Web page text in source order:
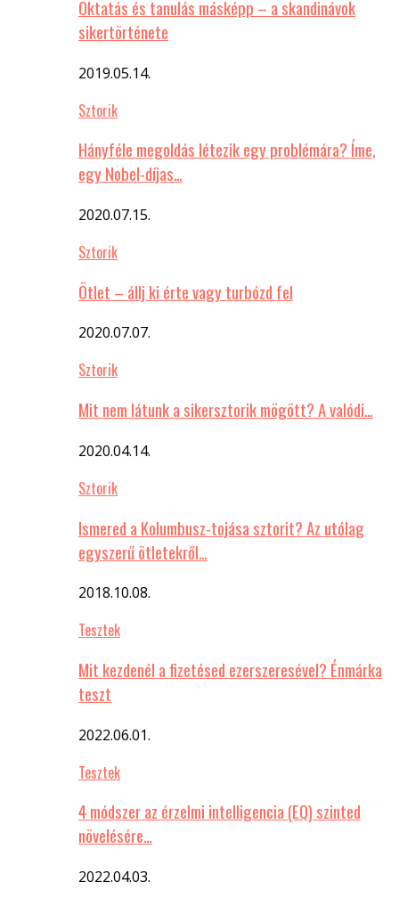
Oktatás és tanulás másképp – a skandinávok
sikertörténete
2019.05.14.
Sztorik
Hányféle megoldás létezik egy problémára? Íme,
egy Nobel-díjas…
2020.07.15.
Sztorik
Ötlet – állj ki érte vagy turbózd fel
2020.07.07.
Sztorik
Mit nem látunk a sikersztorik mögött? A valódi…
2020.04.14.
Sztorik
Ismered a Kolumbusz-tojása sztorit? Az utólag
egyszerű ötletekről…
2018.10.08.
Tesztek
Mit kezdenél a fizetésed ezerszeresével? Énmárka
teszt
2022.06.01.
Tesztek
4 módszer az érzelmi intelligencia (EQ) szinted
növelésére…
2022.04.03.